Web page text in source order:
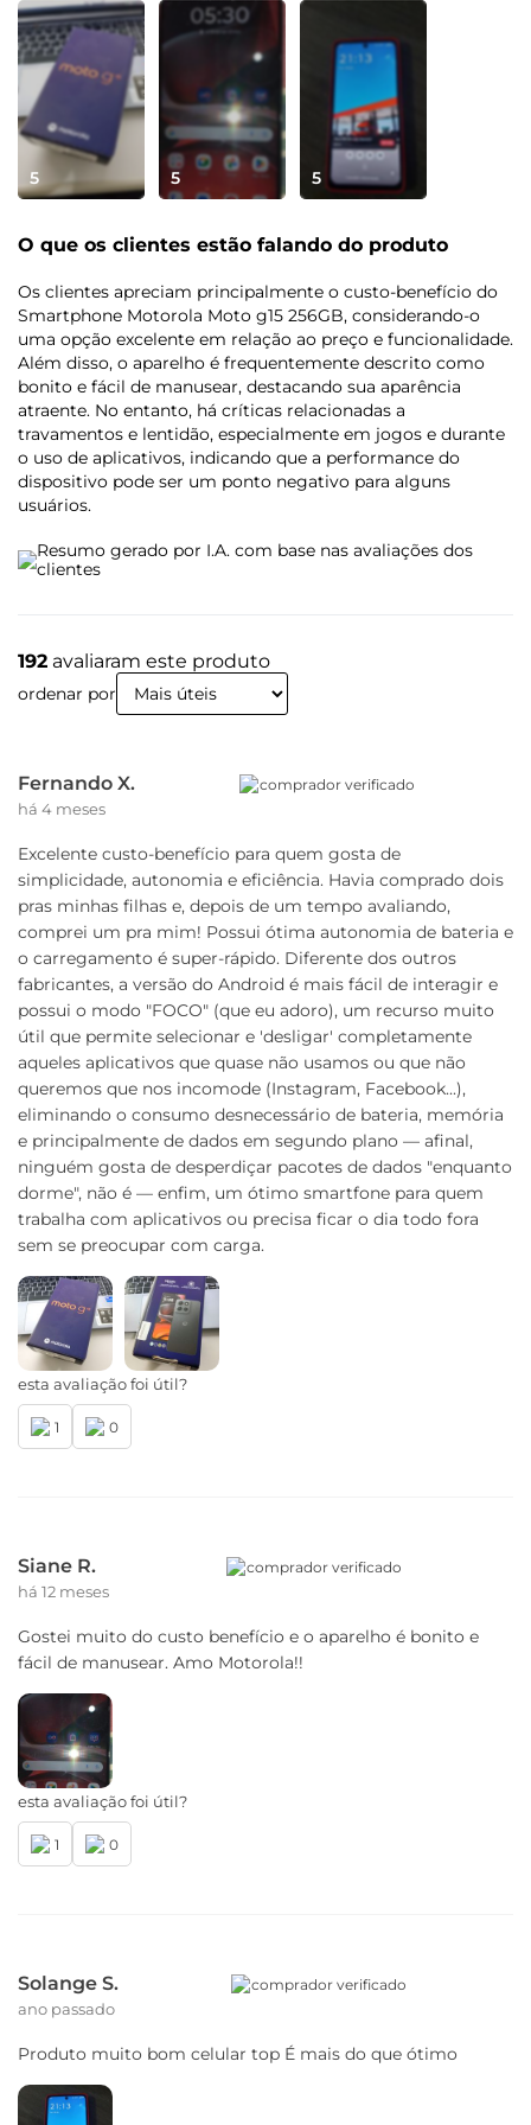
Cartão SIM : Nano SIM (4FF) Dual Chip + SD Card
Wi-fi: 802.11 a/b/g/n/ac | 2,4 GHz e 5 GHz
Bluetooth
: Bluetooth® 5.4
Radio FM
Serviços de Localização
: GPS; Glonass, GALILEO; QZSS
5 5 5
O que os clientes estão falando do produto
Os clientes apreciam principalmente o custo-benefício do
Smartphone Motorola Moto g15 256GB, considerando-o
uma opção excelente em relação ao preço e funcionalidade.
Além disso, o aparelho é frequentemente descrito como
bonito e fácil de manusear, destacando sua aparência
atraente. No entanto, há críticas relacionadas a
travamentos e lentidão, especialmente em jogos e durante
o uso de aplicativos, indicando que a performance do
dispositivo pode ser um ponto negativo para alguns
usuários.
Resumo gerado por I.A. com base nas avaliações dos
clientes
192 avaliaram este produto
ordenar por
Fernando X.
há 4 meses
comprador verificado
Excelente custo-benefício para quem gosta de
simplicidade, autonomia e eficiência. Havia comprado dois
pras minhas filhas e, depois de um tempo avaliando,
comprei um pra mim! Possui ótima autonomia de bateria e
o carregamento é super-rápido. Diferente dos outros
fabricantes, a versão do Android é mais fácil de interagir e
possui o modo "FOCO" (que eu adoro), um recurso muito
útil que permite selecionar e 'desligar' completamente
aqueles aplicativos que quase não usamos ou que não
queremos que nos incomode (Instagram, Facebook...),
eliminando o consumo desnecessário de bateria, memória
e principalmente de dados em segundo plano — afinal,
ninguém gosta de desperdiçar pacotes de dados "enquanto
dorme", não é — enfim, um ótimo smartfone para quem
trabalha com aplicativos ou precisa ficar o dia todo fora
sem se preocupar com carga.
esta avaliação foi útil?
1 0
Siane R.
há 12 meses
comprador verificado
Gostei muito do custo benefício e o aparelho é bonito e
fácil de manusear. Amo Motorola!!
esta avaliação foi útil?
1 0
Solange S.
ano passado
comprador verificado
Produto muito bom celular top É mais do que ótimo